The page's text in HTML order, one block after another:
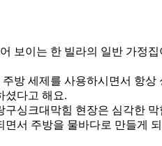
보이는 한 빌라의 일반 가정집
방 세제를 사용하시면서 항상
셨다고 해요.
싱크대막힘 현장은 심각한 막
서 주방을 물바다로 만들게